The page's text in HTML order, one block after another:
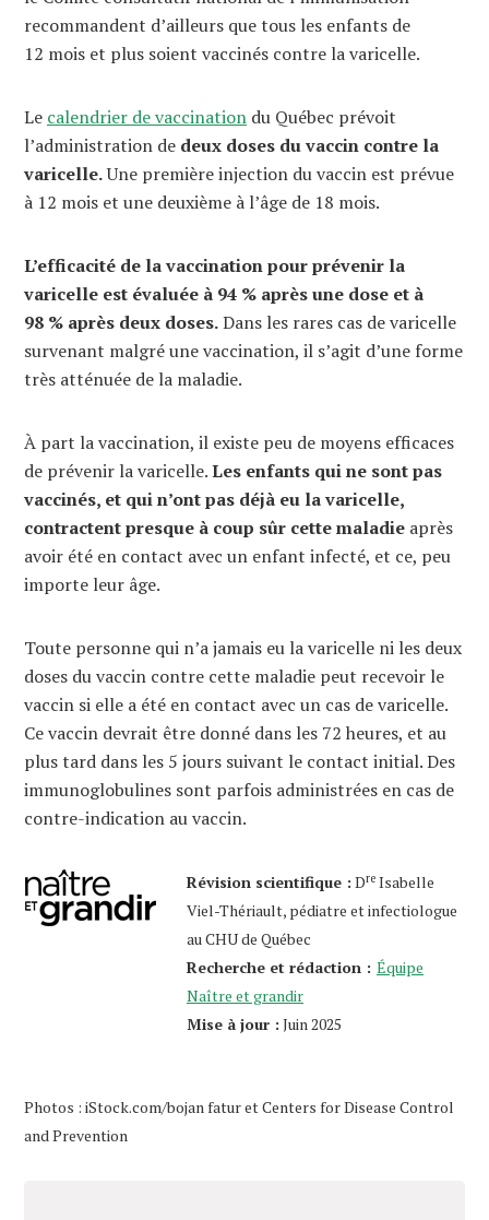
recommandent d’ailleurs que tous les enfants de
12 mois et plus soient vaccinés contre la varicelle.
Le calendrier de vaccination du Québec prévoit
l’administration de deux doses du vaccin contre la
varicelle.Une première injection du vaccin est prévue
à 12 mois et une deuxième à l’âge de 18 mois.
L’efficacité de la vaccination pour prévenir la
varicelle est évaluée à 94 % après une dose et à
98 % après deux doses.Dans les rares cas de varicelle
survenant malgré une vaccination, il s’agit d’une forme
très atténuée de la maladie.
À part la vaccination, il existe peu de moyens efficaces
de prévenir la varicelle.Les enfants qui ne sont pas
vaccinés, et qui n’ont pas déjà eu la varicelle,
contractent presque à coup sûr cette maladie après
avoir été en contact avec un enfant infecté, et ce, peu
importe leur âge.
Toute personne qui n’a jamais eu la varicelle ni les deux
doses du vaccin contre cette maladie peut recevoir le
vaccin si elle a été en contact avec un cas de varicelle.
Ce vaccin devrait être donné dans les 72 heures, et au
plus tard dans les 5 jours suivant le contact initial. Des
immunoglobulines sont parfois administrées en cas de
contre-indication au vaccin.
Révision scientifique : Dre Isabelle
Viel-Thériault, pédiatre et infectiologue
au CHU de Québec
Recherche et rédaction : Équipe
Naître et grandir
Mise à jour : Juin 2025
Photos : iStock.com/bojan fatur et Centers for Disease Control
and Prevention